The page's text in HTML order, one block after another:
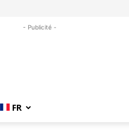
- Publicité -
FR